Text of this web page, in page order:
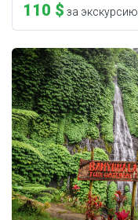
110 $ за экскурсию